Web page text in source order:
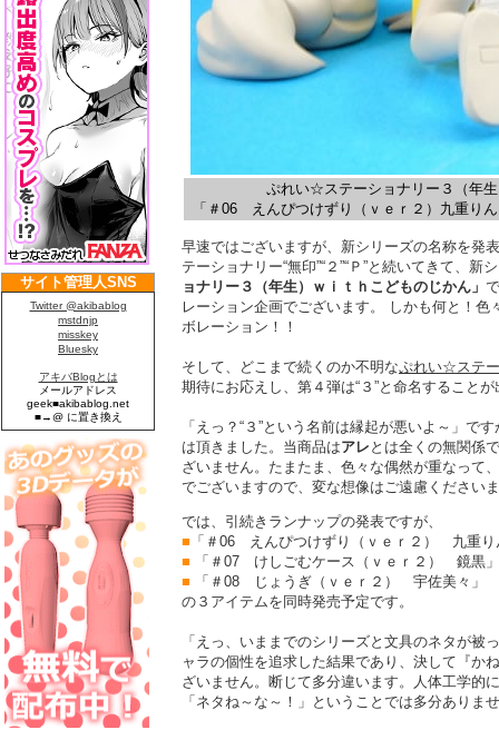
ぷれい☆ステーショナリー３（年
「＃06 えんぴつけずり（ｖｅｒ２）九重り
早速ではございますが、新シリーズの名称を発
テーショナリー“無印”“２”“Ｐ”と続いてきて、新
ョナリー３（年生）ｗｉｔｈこどものじかん」
レーション企画でございます。 しかも何と！色
ボレーション！！
そして、どこまで続くのか不明なぷれい☆ステ
期待にお応えし、第４弾は“３”と命名すること
「えっ？“３”という名前は縁起が悪いよ～」で
は頂きました。当商品はアレ とは全くの無関係
ざいません。たまたま、色々な偶然が重なって、
でございますので、変な想像はご遠慮ください
では、引続きランナップの発表ですが、
■ 「＃06 えんぴつけずり（ｖｅｒ２） 九重り
■ 「＃07 けしごむケース（ｖｅｒ２） 鏡黒」
■ 「＃08 じょうぎ（ｖｅｒ２） 宇佐美々」
の３アイテムを同時発売予定です。
「えっ、いままでのシリーズと文具のネタが被
ャラの個性を追求した結果であり、決して『か
ざいません。断じて多分違います。人体工学的
「ネタね～な～！」ということでは多分ありま